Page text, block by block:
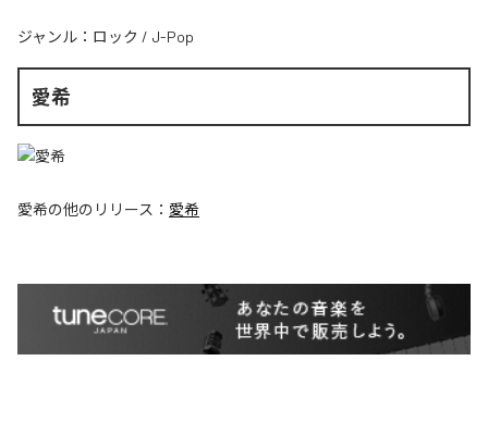
ジャンル： ロック / J-Pop
愛希
愛希の他のリリース： 愛希